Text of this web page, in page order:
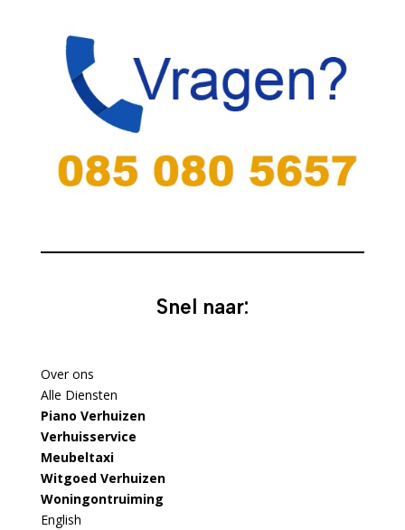
Snel naar:
Over ons
Alle Diensten
Piano Verhuizen
Verhuisservice
Meubeltaxi
Witgoed Verhuizen
Woningontruiming
English